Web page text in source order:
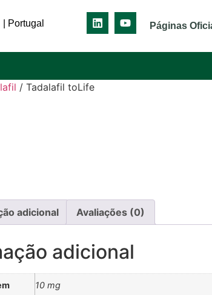
| Portugal Páginas
/ Tadalafil toLife
adicional Avaliações (0)
adicional
10 mg